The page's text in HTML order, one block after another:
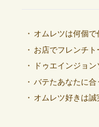
オムレツは何個で
お店でフレンチ
ドゥエインジョ
バテたあなたに合
オムレツ好きは